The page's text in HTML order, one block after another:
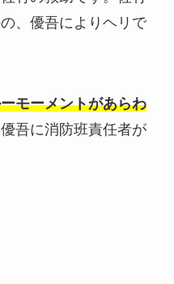
、優吾によりヘリで
モーメントがあらわ
吾に消防班責任者が